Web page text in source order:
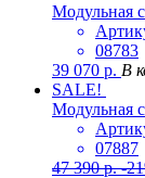
Модульная
08783
39 070 р. В
SALE!
Модульная
07887
47 390р. -